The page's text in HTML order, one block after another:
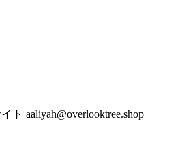
ト aaliyah@overlooktree.shop